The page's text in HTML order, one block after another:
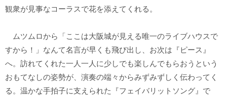
観衆が見事なコーラスで花を添えてくれる。
ムツムロから「ここは大阪城が見える唯一のライブハウスで
すから！」なんて名言が早くも飛び出し、お次は『ピース』
へ。訪れてくれた一人一人に少しでも楽しんでもらおうという
おもてなしの姿勢が、演奏の端々からみずみずしく伝わってく
る。温かな手拍子に支えられた『フェイバリットソング』で